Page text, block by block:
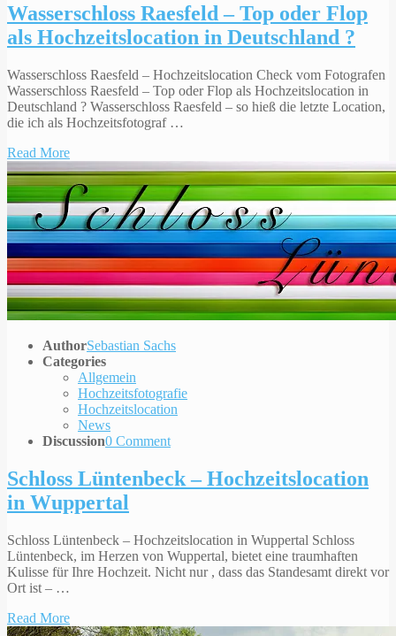
Wasserschloss Raesfeld – Top oder Flop
als Hochzeitslocation in Deutschland ?
Wasserschloss Raesfeld – Hochzeitslocation Check vom Fotografen
Wasserschloss Raesfeld – Top oder Flop als Hochzeitslocation in
Deutschland ? Wasserschloss Raesfeld – so hieß die letzte Location,
die ich als Hochzeitsfotograf …
Read More
AuthorSebastian Sachs
Categories
Allgemein
Hochzeitsfotografie
Hochzeitslocation
News
Discussion0 Comment
Schloss Lüntenbeck – Hochzeitslocation
in Wuppertal
Schloss Lüntenbeck – Hochzeitslocation in Wuppertal Schloss
Lüntenbeck, im Herzen von Wuppertal, bietet eine traumhaften
Kulisse für Ihre Hochzeit. Nicht nur , dass das Standesamt direkt vor
Ort ist – …
Read More